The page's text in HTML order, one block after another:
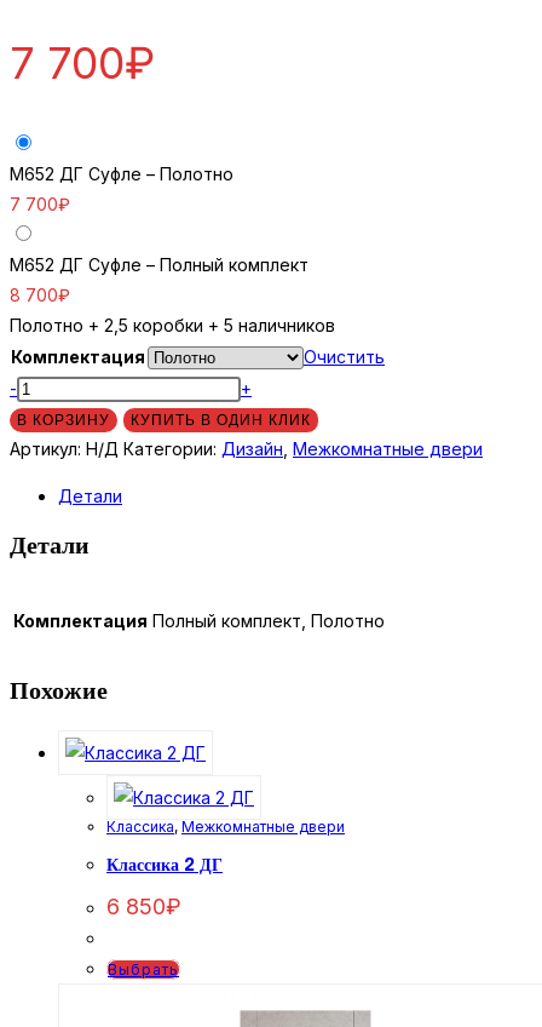
7 700₽
М652 ДГ Суфле – Полотно
7 700₽
М652 ДГ Суфле – Полный комплект
8 700₽
Полотно + 2,5 коробки + 5 наличников
Комплектация
Очистить
Количество
товара
М652
Суфле
- +
В КОРЗИНУ КУПИТЬ В ОДИН КЛИК
Артикул: Н/Д Категории: Дизайн Межкомнатные двери
Детали
Детали
Комплектация Полный комплект, Полотно
Похожие
Классика, Межкомнатные двери
Классика 2 ДГ
6 850₽
ВыбратьЭтот